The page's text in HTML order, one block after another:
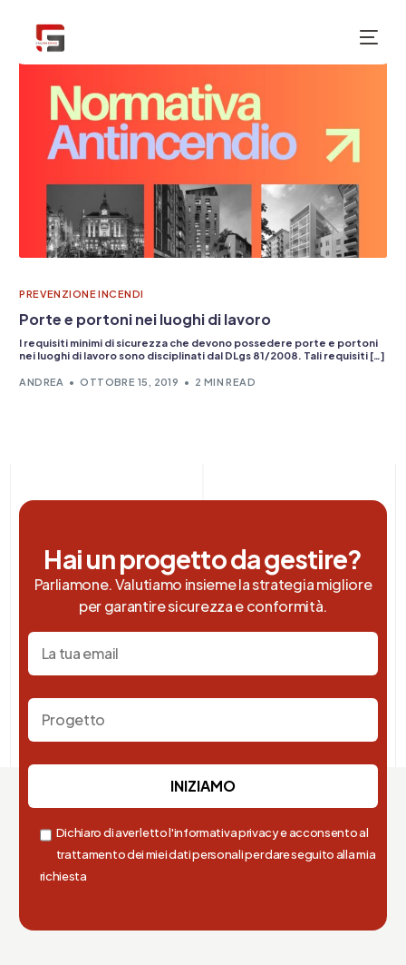
PREVENZIONE INCENDI
Porte e portoni nei luoghi di lavoro
I requisiti minimi di sicurezza che devono possedere porte e portoni
nei luoghi di lavoro sono disciplinati dal DLgs 81/2008. Tali requisiti […]
ANDREA OTTOBRE 15, 2019 2 MIN READ
Hai un progetto da gestire?
Parliamone. Valutiamo insieme la strategia migliore
per garantire sicurezza e conformità.
Dichiaro di aver letto l'informativa privacy e acconsento al
trattamento dei miei dati personali per dare seguito alla mia
richiesta
NUOVO